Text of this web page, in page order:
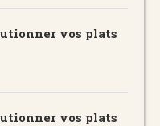
vos plats
vos plats